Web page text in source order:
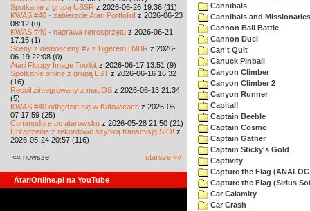
Spotkanie z grupą USSR z 2026-06-26 19:36 (11)
KWAS #40 - zabierzcie Atari Portfolio! z 2026-06-23
08:12 (0)
KWAS #40 - naprawa retrosprzętu z 2026-06-21
17:15 (1)
Sceny z demosceny #7 z Bigerem i MBR z 2026-
06-19 22:08 (0)
Atari Floppy Image Toolkit z 2026-06-17 13:51 (9)
Spotkanie online z grupą LST z 2026-06-16 16:32
(16)
Recoil zintegrowany z macOS z 2026-06-13 21:34
(5)
KWAS #40 odbędzie się w Katowicach z 2026-06-
07 17:59 (25)
Commodore po atarowsku z 2026-05-28 21:50 (21)
Urządzenie z rekordowo szybką transmisją SIO! z
2026-05-24 20:57 (116)
«« nowsze starsze »»
AtariOnline.pl na YouTube
Cannibals
Cannibals and Missionaries
Cannon Ball Battle
Cannon Duel
Can't Quit
Canuck Pinball
Canyon Climber
Canyon Climber 2
Canyon Runner
Capital!
Captain Beeble
Captain Cosmo
Captain Gather
Captain Sticky's Gold
Captivity
Capture the Flag
Capture the Flag (Sirius
Car Calamity
Car Crash